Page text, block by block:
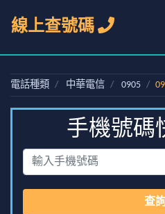
線上查號碼
電話種類 中華電信 0905
手機號碼
查